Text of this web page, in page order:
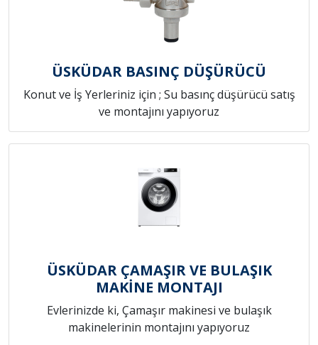
ÜSKÜDAR BASINÇ DÜŞÜRÜCÜ
Konut ve İş Yerleriniz için ; Su basınç düşürücü satış
ve montajını yapıyoruz
ÜSKÜDAR ÇAMAŞIR VE BULAŞIK
MAKİNE MONTAJI
Evlerinizde ki, Çamaşır makinesi ve bulaşık
makinelerinin montajını yapıyoruz